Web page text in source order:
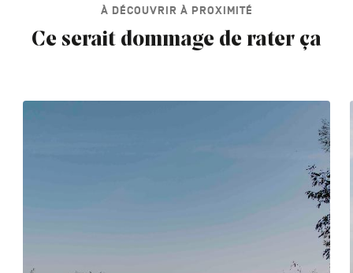
À DÉCOUVRIR À PROXIMITÉ
Ce serait dommage de rater ça